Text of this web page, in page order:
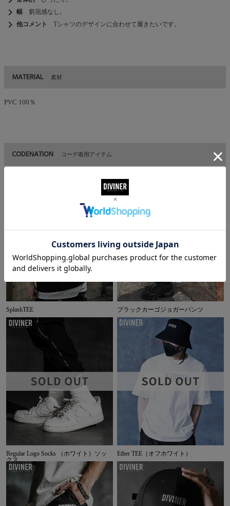
chevron_right 幅 窮屈感なし。
chevron_right 他コメント Tシャツのデザインに合わせて履きたいです。
MATERIAL 素材
PVC 100％
CODENATION コーデ着用アイテム
SplashTEE ブラックカーゴジョガーパンツ
Regular Logo Socks （ホワイト）ソッ
クス
Ether TEE（オフホワイト）